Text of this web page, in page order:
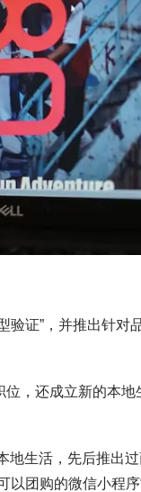
验证”，并推出针对
，还成立新的本
生活，先后推出
团购的微信小程序